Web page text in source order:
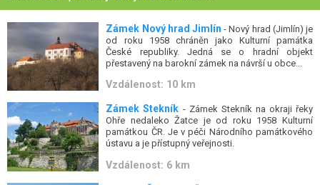
Zámek Nový hrad Jimlín - Nový hrad (Jimlín) je
od roku 1958 chráněn jako Kulturní památka
České republiky. Jedná se o hradní objekt
přestavený na barokní zámek na návrší u obce...
Vzdálenost: 10 km
Zámek Stekník - Zámek Stekník na okraji řeky
Ohře nedaleko Žatce je od roku 1958 Kulturní
památkou ČR. Je v péči Národního památkového
ústavu a je přístupný veřejnosti.
Vzdálenost: 6 km